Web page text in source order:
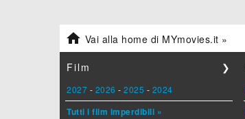
 Vai alla home di MYmovies.it »
Film ❯
2027 - 2026 - 2025 - 2024
Tutti i film imperdibili »